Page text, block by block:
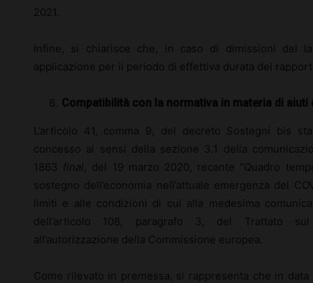
2021.
Infine, si chiarisce che, in caso di dimissioni del
applicazione per il periodo di effettiva durata del
Compatibilità con la normativa in materia di aiuti
L’articolo 41, comma 9, del decreto Sostegni bis
concesso ai sensi della sezione 3.1 della
1863 final , del 19 marzo 2020, recante “Quadro
sostegno dell’economia nell’attuale emergenza del
limiti e alle condizioni di cui alla medesima
dell’articolo 108, paragrafo 3, del Trattato sul
all’autorizzazione della Commissione europea.
Come rilevato in premessa, si rappresenta che in